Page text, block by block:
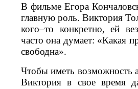
В фильме Егора
главную роль. Виктория
кого–то конкретно, ей
часто она думает: «Какая
свободна».
Чтобы иметь возможность
Виктория в свое время